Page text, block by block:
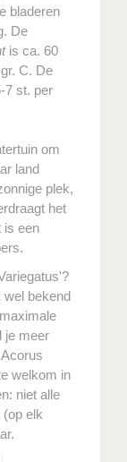
bladeren
De
is ca. 60
C. De
7 st. per
om
land
plek,
het
is een
wel bekend
je meer
welkom in
niet alle
(op elk